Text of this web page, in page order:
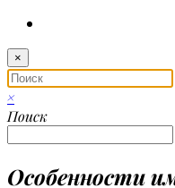
×
×
Поиск
Особенности